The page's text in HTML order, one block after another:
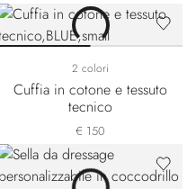
2 colori
Cuffia in cotone e tessuto
tecnico
€ 150